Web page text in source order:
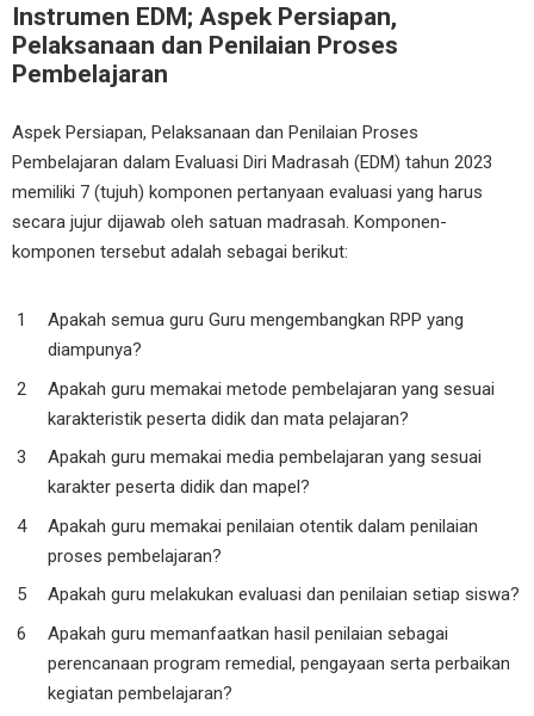
Instrumen EDM; Aspek Persiapan,
Pelaksanaan dan Penilaian Proses
Pembelajaran
Aspek Persiapan, Pelaksanaan dan Penilaian Proses
Pembelajaran dalam Evaluasi Diri Madrasah (EDM) tahun 2023
memiliki 7 (tujuh) komponen pertanyaan evaluasi yang harus
secara jujur dijawab oleh satuan madrasah. Komponen-
komponen tersebut adalah sebagai berikut:
Apakah semua guru Guru mengembangkan RPP yang
diampunya?
Apakah guru memakai metode pembelajaran yang sesuai
karakteristik peserta didik dan mata pelajaran?
Apakah guru memakai media pembelajaran yang sesuai
karakter peserta didik dan mapel?
Apakah guru memakai penilaian otentik dalam penilaian
proses pembelajaran?
Apakah guru melakukan evaluasi dan penilaian setiap siswa?
Apakah guru memanfaatkan hasil penilaian sebagai
perencanaan program remedial, pengayaan serta perbaikan
kegiatan pembelajaran?